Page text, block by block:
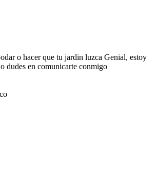
o hacer que tu jardin luzca Genial, estoy
dudes en comunicarte conmigo